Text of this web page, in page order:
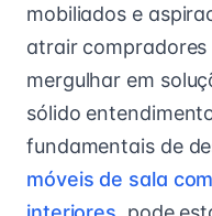
mobiliados e
atrair compradores
mergulhar em
sólido
fundamentais de
móveis de sala